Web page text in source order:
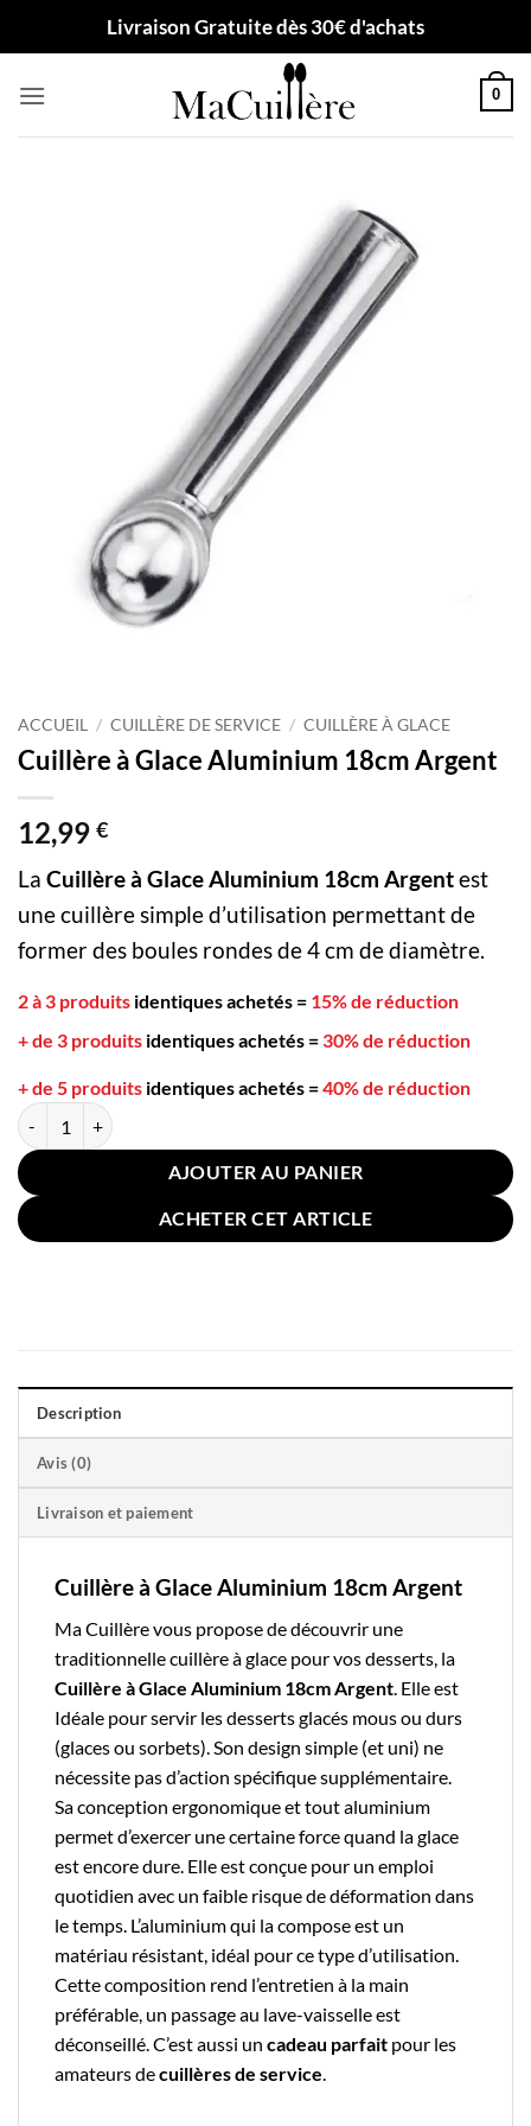
Livraison Gratuite dès 30€ d'achats
0
ACCUEIL / CUILLÈRE DE SERVICE / CUILLÈRE À GLACE
Cuillère à Glace Aluminium 18cm Argent
12,99 €
La Cuillère à Glace Aluminium 18cm Argentest
une cuillèresimple d’utilisation permettant de
former des boules rondes de 4 cm de diamètre.
2 à 3 produits identiques achetés = 15% de réduction
+ de 3 produits identiques achetés = 30% de réduction
+ de 5 produits identiques achetés =40% de réduction
quantité de Cuillère à Glace Aluminium 18cm Argent
AJOUTER AU PANIER
ACHETER CET ARTICLE
Description
Avis (0)
Livraison et paiement
Cuillère à Glace Aluminium 18cm Argent
Ma Cuillèrevous propose de découvrir une
traditionnellecuillère à glace pour vos desserts, la
Cuillère à Glace Aluminium 18cm Argent . Elle est
Idéale pour servir les desserts glacés mous ou durs
(glaces ou sorbets). Son design simple (et uni) ne
nécessite pas d’action spécifique supplémentaire.
Sa conception ergonomique et tout aluminium
permet d’exercer une certaine force quand la glace
est encore dure. Elle est conçue pour un emploi
quotidien avec un faible risque de déformation dans
le temps. L’aluminiumqui la compose est un
matériau résistant, idéal pour ce type d’utilisation.
Cette composition rend l’entretien à la main
préférable, un passage au lave-vaisselle est
déconseillé. C’est aussi un cadeau parfait pour les
amateurs decuillères de service